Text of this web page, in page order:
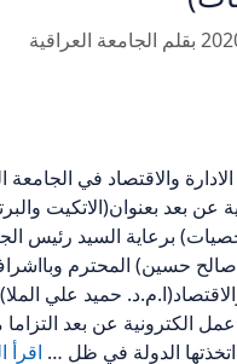
بقلم الجامعة العراقية
والاقتصاد في الجامعة
عن بعد بعنوان(الاتكيت
برعاية السيد رئيس
صالح حسين) المحترم
حميد علي
الكترونية عن بعد التزاما
اتخذتها الدولة في ظل … اقرأ